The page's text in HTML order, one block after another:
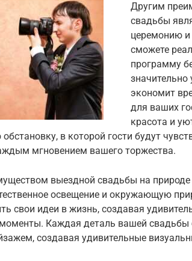
Другим
свадьбы
церемонию
сможете
программу
экономит
для ваших
красота и
в которой гости будут
мгновением вашего торжества.
выездной свадьбы на природе
освещение и окружающую
свои идеи в жизнь, создавая
Каждая деталь вашей свадьбы
создавая удивительные